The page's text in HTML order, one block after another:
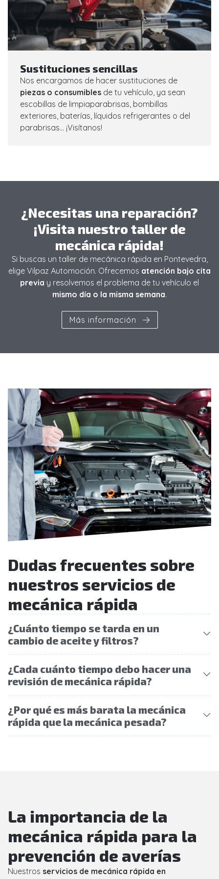
Sustituciones sencillas
Nos encargamos de hacer sustituciones de
piezas o consumiblesde tu vehículo, ya sean
escobillas de limpiaparabrisas, bombillas
exteriores, baterías, líquidos refrigerantes o del
parabrisas... ¡Visítanos!
¿Necesitas una reparación?
¡Visita nuestro taller de
mecánica rápida!
Si buscas un taller de mecánica rápida en Pontevedra,
elige Vilpaz Automoción. Ofrecemos atención bajo cita
previa y resolvemos el problema de tu vehículo el
mismo día o la misma semana.
Más información
Dudas frecuentes sobre
nuestros servicios de
mecánica rápida
¿Cuánto tiempo se tarda en un
cambio de aceite y filtros?
¿Cada cuánto tiempo debo hacer una
revisión de mecánica rápida?
¿Por qué es más barata la mecánica
rápida que la mecánica pesada?
La importancia de la
mecánica rápida para la
prevención de averías
Nuestros servicios de mecánica rápida en